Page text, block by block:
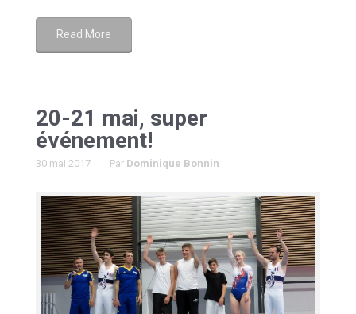
Read More
20-21 mai, super
événement!
30 mai 2017 Par Dominique Bonnin